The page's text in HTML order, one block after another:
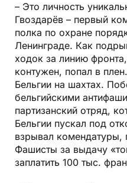
– Это личность
Гвоздарёв – первый
полка по охране
Ленинграде. Как
ходок за линию
контужен, попал в
Бельгии на шахтах.
бельгийскими
партизанский отряд,
Бельгии пускал под
взрывал комендатуры,
Фашисты за выдачу
заплатить 100 тыс.